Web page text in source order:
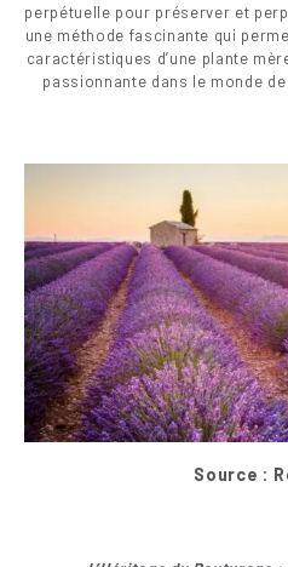
perpétuelle pour préserver et
une méthode fascinante qui
caractéristiques d’une plante
passionnante dans le monde
Source :